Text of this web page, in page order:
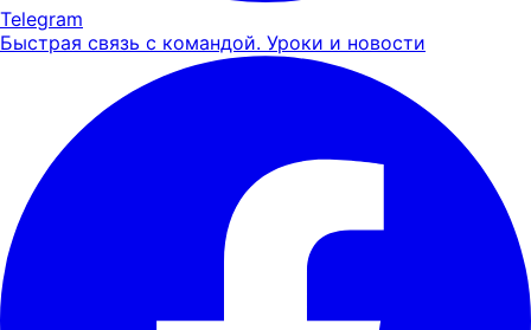
Telegram
Быстрая связь с командой. Уроки и новости